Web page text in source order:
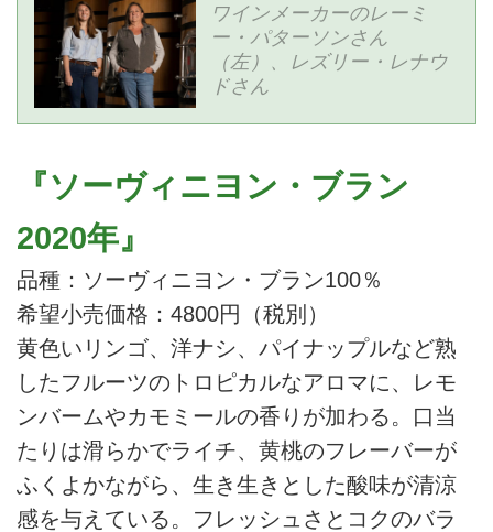
ワインメーカーのレーミ
ー・パターソンさん
（左）、レズリー・レナウ
ドさん
『ソーヴィニヨン・ブラン
2020年』
品種：ソーヴィニヨン・ブラン100％
希望小売価格：4800円（税別）
黄色いリンゴ、洋ナシ、パイナップルなど熟
したフルーツのトロピカルなアロマに、レモ
ンバームやカモミールの香りが加わる。口当
たりは滑らかでライチ、黄桃のフレーバーが
ふくよかながら、生き生きとした酸味が清涼
感を与えている。フレッシュさとコクのバラ